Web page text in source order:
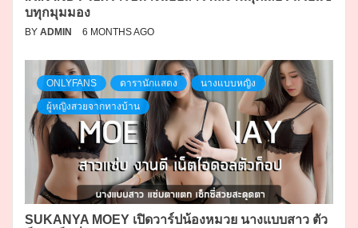
บทุกมุมมอง
BY ADMIN 6 MONTHS AGO
ONLYFANS ดารานักแสดง นางแบบหญิง
ผู้หญิงสวยจากทางบ้าน
SUKANYA MOEY เปิดวาร์ปน้องหมวย นางแบบสาว ตัว